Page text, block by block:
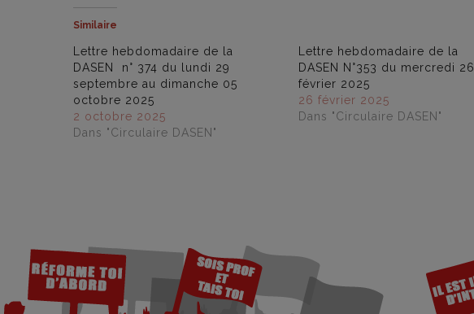
Similaire
Lettre hebdomadaire de la
DASEN n° 374 du lundi 29
septembre au dimanche 05
octobre 2025
2 octobre 2025
Dans "Circulaire DASEN"
Lettre hebdomadaire de la
DASEN N°353 du mercredi 26
février 2025
26 février 2025
Dans "Circulaire DASEN"